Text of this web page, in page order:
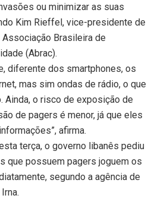
ou minimizar as suas
Kim Rieffel, vice-presidente de
Brasileira de
(Abrac).
diferente dos smartphones, os
mas sim ondas de rádio, o que
Ainda, o risco de exposição de
de pagers é menor, já que eles
afirma.
terça, o governo libanês pediu
que possuem pagers joguem os
segundo a agência de